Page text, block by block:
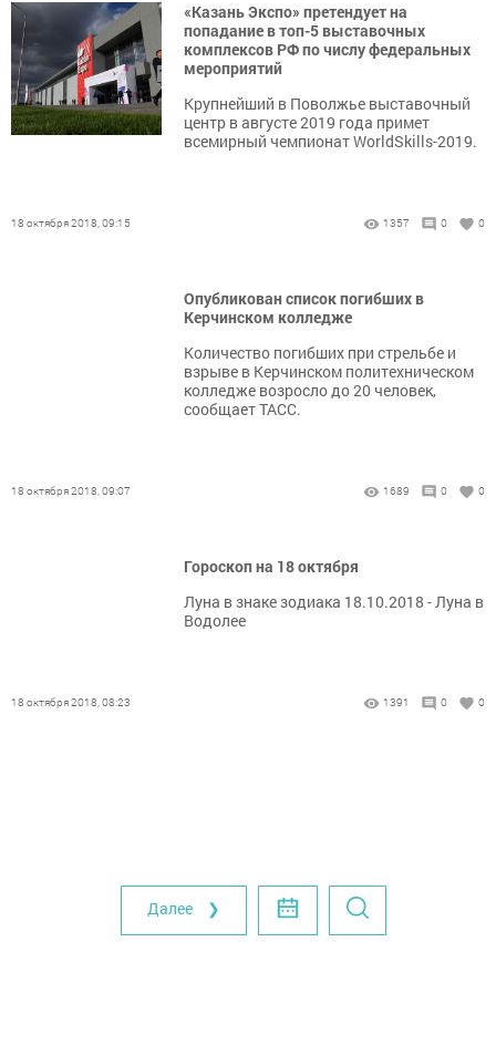
«Казань Экспо» претендует на
попадание в топ-5 выставочных
комплексов РФ по числу федеральных
мероприятий
Крупнейший в Поволжье выставочный
центр в августе 2019 года примет
всемирный чемпионат WorldSkills-2019.
18 октября 2018, 09:15 1357 0 0
Опубликован список погибших в
Керчинском колледже
Количество погибших при стрельбе и
взрыве в Керчинском политехническом
колледже возросло до 20 человек,
сообщает ТАСС.
18 октября 2018, 09:07 1689 0 0
Гороскоп на 18 октября
Луна в знаке зодиака 18.10.2018 - Луна в
Водолее
18 октября 2018, 08:23 1391 0 0
Далее ❯